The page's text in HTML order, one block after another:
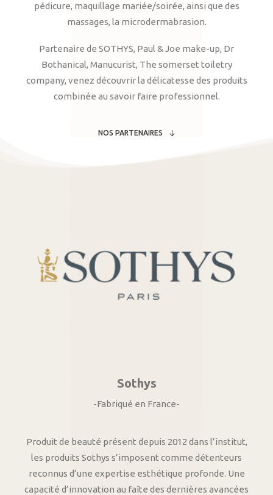
pédicure, maquillage mariée/soirée, ainsi que des
massages, la microdermabrasion.
Partenaire de SOTHYS, Paul & Joe make-up, Dr
Bothanical, Manucurist, The somerset toiletry
company, venez découvrir la délicatesse des produits
combinée au savoir faire professionnel.
NOS PARTENAIRES
Sothys
-Fabriqué en France-
Produit de beauté présent depuis 2012 dans l’institut,
les produits Sothys s’imposent comme détenteurs
reconnus d’une expertise esthétique profonde. Une
capacité d’innovation au faîte des dernières avancées